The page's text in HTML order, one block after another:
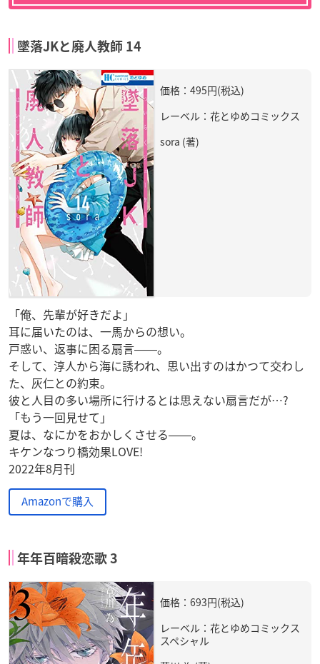
墜落JKと廃人教師 14
価格：495円(税込)
レーベル：花とゆめコミックス
sora (著)
「俺、先輩が好きだよ」
耳に届いたのは、一馬からの想い。
戸惑い、返事に困る扇言――。
そして、淳人から海に誘われ、思い出すのはかつて交わし
た、灰仁との約束。
彼と人目の多い場所に行けるとは思えない扇言だが…?
「もう一回見せて」
夏は、なにかをおかしくさせる――。
キケンなつり橋効果LOVE!
2022年8月刊
Amazonで購入
年年百暗殺恋歌 3
価格：693円(税込)
レーベル：花とゆめコミックス
スペシャル